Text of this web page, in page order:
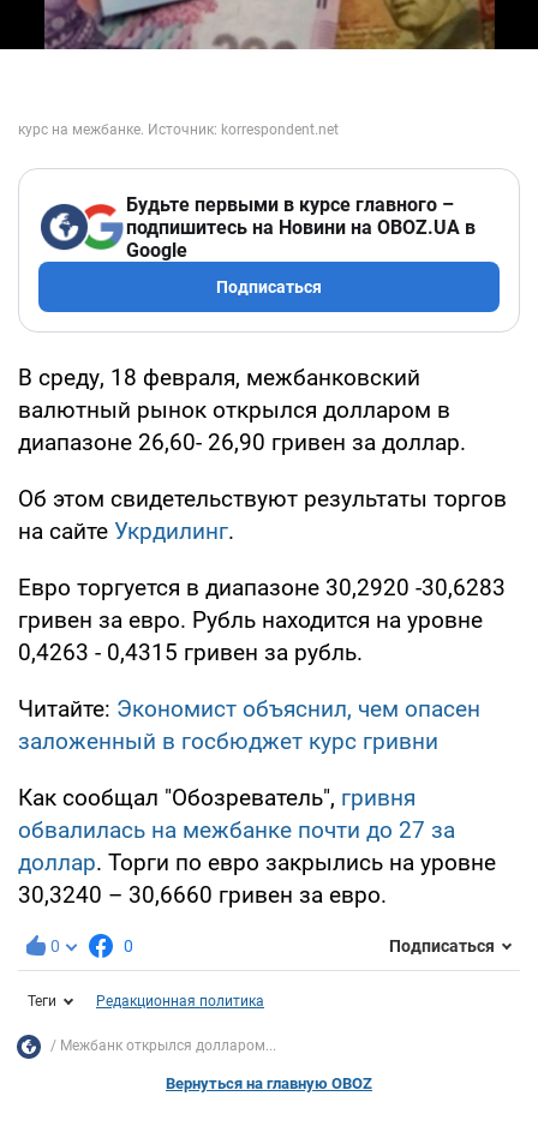
Будьте первыми в курсе главного –
подпишитесь на Новини на OBOZ.UA в
Google
Подписаться
В среду, 18 февраля, межбанковский
валютный рынок открылся долларом в
диапазоне 26,60- 26,90 гривен за доллар.
Об этом свидетельствуют результаты торгов
на сайте Укрдилинг.
Евро торгуется в диапазоне 30,2920 -30,6283
гривен за евро. Рубль находится на уровне
0,4263 - 0,4315 гривен за рубль.
Читайте: Экономист объяснил, чем опасен
заложенный в госбюджет курс гривни
Как сообщал "Обозреватель", гривня
обвалилась на межбанке почти до 27 за
доллар. Торги по евро закрылись на уровне
30,3240 – 30,6660 гривен за евро.
0 0 Подписаться
Теги Редакционная политика
Межбанк открылся долларом...
Вернуться на главную OBOZ